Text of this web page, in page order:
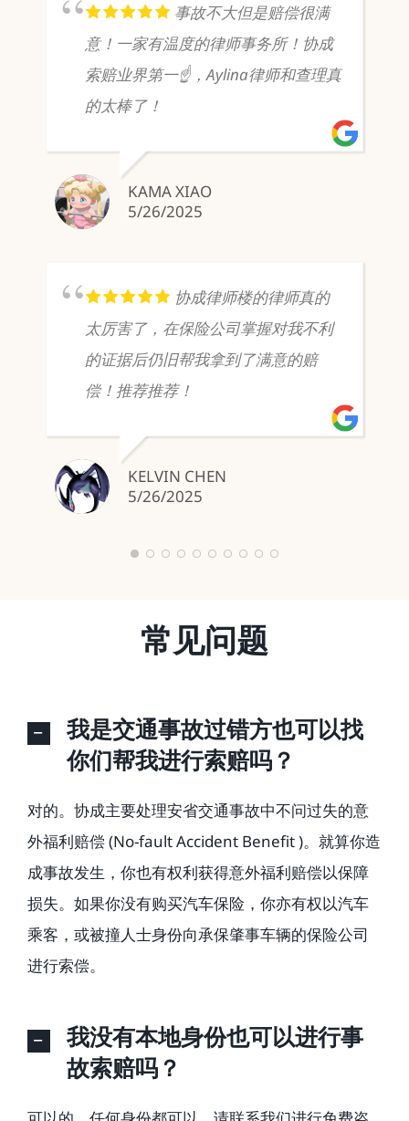
事故不大但是赔偿很满
意！一家有温度的律师事务所！协成
索赔业界第一☝️，Aylina律师和查理真
的太棒了！
KAMA XIAO
5/26/2025
协成律师楼的律师真的
太厉害了，在保险公司掌握对我不利
的证据后仍旧帮我拿到了满意的赔
偿！推荐推荐！
KELVIN CHEN
5/26/2025
常见问题
我是交通事故过错方也可以找
你们帮我进行索赔吗？
对的。协成主要处理安省交通事故中不问过失的意
外福利赔偿 (No-fault Accident Benefit )。就算你造
成事故发生，你也有权利获得意外福利赔偿以保障
损失。如果你没有购买汽车保险，你亦有权以汽车
乘客，或被撞人士身份向承保肇事车辆的保险公司
进行索偿。
我没有本地身份也可以进行事
故索赔吗？